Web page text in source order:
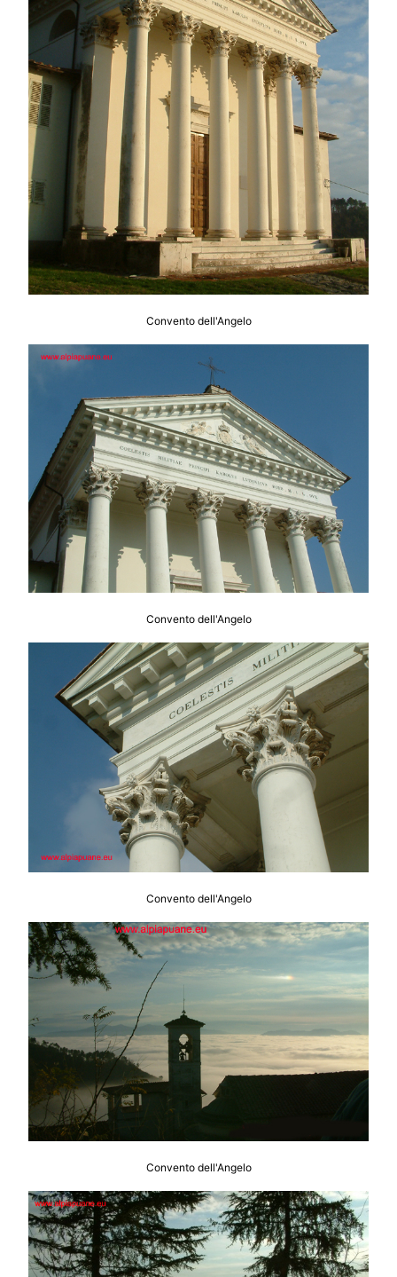
Convento dell'Angelo
Convento dell'Angelo
Convento dell'Angelo
Convento dell'Angelo